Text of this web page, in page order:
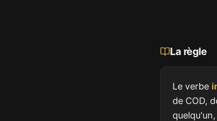
La règle
Le verbe
de COD,